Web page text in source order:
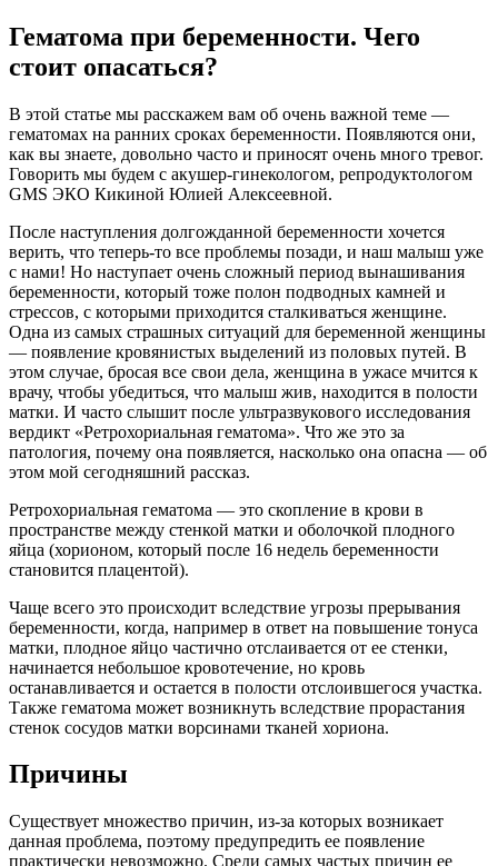
Гематома при беременности. Чего
стоит опасаться?
В этой статье мы расскажем вам об очень важной теме —
гематомах на ранних сроках беременности. Появляются они,
как вы знаете, довольно часто и приносят очень много тревог.
Говорить мы будем с акушер-гинекологом, репродуктологом
GMS ЭКО Кикиной Юлией Алексеевной.
После наступления долгожданной беременности хочется
верить, что теперь-то все проблемы позади, и наш малыш уже
с нами! Но наступает очень сложный период вынашивания
беременности, который тоже полон подводных камней и
стрессов, с которыми приходится сталкиваться женщине.
Одна из самых страшных ситуаций для беременной женщины
— появление кровянистых выделений из половых путей. В
этом случае, бросая все свои дела, женщина в ужасе мчится к
врачу, чтобы убедиться, что малыш жив, находится в полости
матки. И часто слышит после ультразвукового исследования
вердикт «Ретрохориальная гематома». Что же это за
патология, почему она появляется, насколько она опасна — об
этом мой сегодняшний рассказ.
Ретрохориальная гематома — это скопление в крови в
пространстве между стенкой матки и оболочкой плодного
яйца (хорионом, который после 16 недель беременности
становится плацентой).
Чаще всего это происходит вследствие угрозы прерывания
беременности, когда, например в ответ на повышение тонуса
матки, плодное яйцо частично отслаивается от ее стенки,
начинается небольшое кровотечение, но кровь
останавливается и остается в полости отслоившегося участка.
Также гематома может возникнуть вследствие прорастания
стенок сосудов матки ворсинами тканей хориона.
Причины
Существует множество причин, из-за которых возникает
данная проблема, поэтому предупредить ее появление
практически невозможно. Среди самых частых причин ее